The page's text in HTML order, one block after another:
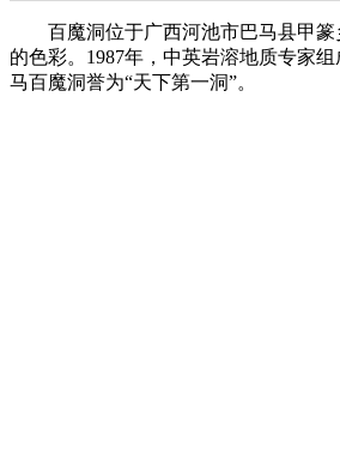
百魔洞位于广西河池市巴马县甲篆
的色彩。1987年，中英岩溶地质专家
马百魔洞誉为“天下第一洞”。